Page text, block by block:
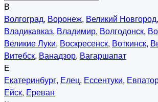
В
Волгоград, Воронеж, Великий Новгород,
Владикавказ, Владимир, Волгодонск,
Великие Луки, Воскресенск, Воткинск,
Витебск, Ванадзор, Вагаршапат
Е
Екатеринбург, Елец, Ессентуки,
Ейск, Ереван